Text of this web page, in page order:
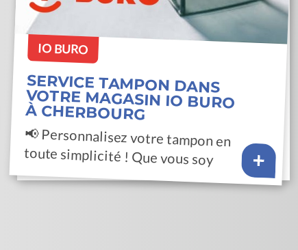
IO BURO
SERVICE TAMPON DANS
VOTRE MAGASIN IO BURO
À CHERBOURG
📢 Personnalisez votre tampon en
toute simplicité ! Que vous soy